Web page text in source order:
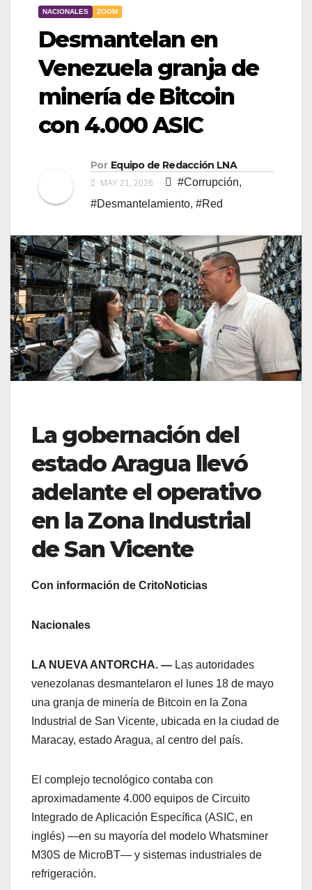
NACIONALES ZOOM
Desmantelan en
Venezuela granja de
minería de Bitcoin
con 4.000 ASIC
Por Equipo de Redacción LNA
MAY 21, 2026 #Corrupción,
#Desmantelamiento, #Red
La gobernación del
estado Aragua llevó
adelante el operativo
en la Zona Industrial
de San Vicente
Con información de CritoNoticias
Nacionales
LA NUEVA ANTORCHA. — Las autoridades
venezolanas desmantelaron el lunes 18 de mayo
una granja de minería de Bitcoin en la Zona
Industrial de San Vicente, ubicada en la ciudad de
Maracay, estado Aragua, al centro del país.
El complejo tecnológico contaba con
aproximadamente 4.000 equipos de Circuito
Integrado de Aplicación Específica (ASIC, en
inglés) —en su mayoría del modelo Whatsminer
M30S de MicroBT— y sistemas industriales de
refrigeración.